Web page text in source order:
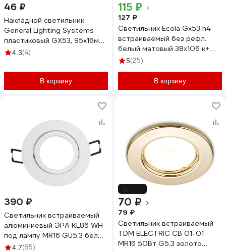
46 ₽
Накладной светильник
General Lighting Systems
пластиковый GX53, 95х16мм,
черный, IP20 GCL-GX53-
4.3(4)
В корзину
115 ₽
127 ₽
Светильник Ecola Gx53 h4
встраиваемый без рефл.
белый матовый 38x106 к+
SW53H4ECB
5(25)
В корзину
390 ₽
Светильник встраиваемый
алюминиевый ЭРА KL86 WH
под лампу MR16 GU5.3 белый
Б0054350
4.7(85)
70 ₽
79 ₽
Светильник встраиваемый
TDM ELECTRIC СВ 01-01
MR16 50Вт G5.3 золото